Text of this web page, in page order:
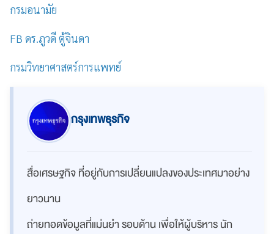
กรมอนามัย
FB ดร.ภูวดี ตู้จินดา
กรมวิทยาศาสตร์การแพทย์
กรุงเทพธุรกิจ
สื่อเศรษฐกิจ ที่อยู่กับการเปลี่ยนแปลงของประเทศมาอย่าง
ยาวนาน
ถ่ายทอดข้อมูลที่แม่นยำ รอบด้าน เพื่อให้ผู้บริหาร นัก